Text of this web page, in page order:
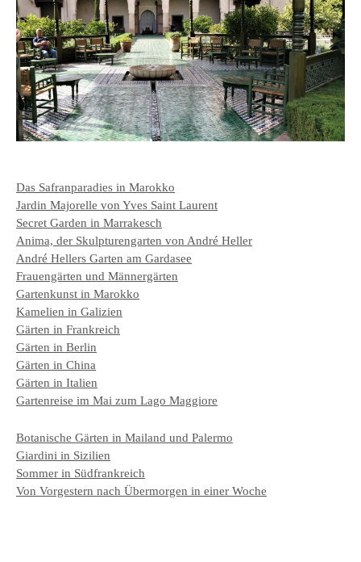
Das Safranparadies in Marokko
Jardin Majorelle von Yves Saint Laurent
Secret Garden in Marrakesch
Anima, der Skulpturengarten von André Heller
André Hellers Garten am Gardasee
Frauengärten und Männergärten
Gartenkunst in Marokko
Kamelien in Galizien
Gärten in Frankreich
Gärten in Berlin
Gärten in China
Gärten in Italien
Gartenreise im Mai zum Lago Maggiore
Botanische Gärten in Mailand und Palermo
Giardini in Sizilien
Sommer in Südfrankreich
Von Vorgestern nach Übermorgen in einer Woche